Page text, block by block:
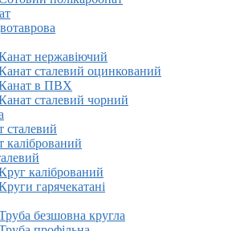
нержавіючий
сталевий оцинкований
в ПВХ
сталевий чорний
сталевий
калібрований
калібрований
гарячекатані
безшовна кругла